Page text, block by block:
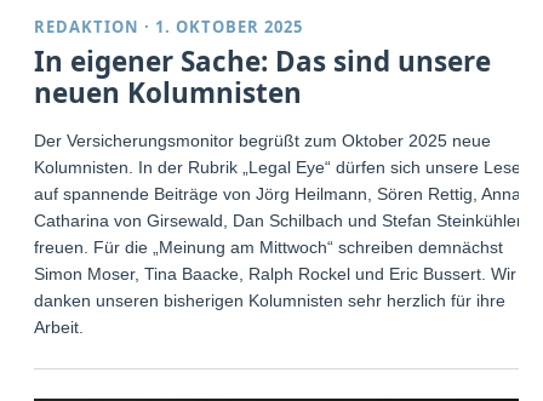
REDAKTION · 1. OKTOBER 2025
In eigener Sache: Das sind unsere
neuen Kolumnisten
Der Versicherungsmonitor begrüßt zum Oktober 2025 neue
Kolumnisten. In der Rubrik „Legal Eye“ dürfen sich unsere Leser
auf spannende Beiträge von Jörg Heilmann, Sören Rettig, Anna-
Catharina von Girsewald, Dan Schilbach und Stefan Steinkühler
freuen. Für die „Meinung am Mittwoch“ schreiben demnächst
Simon Moser, Tina Baacke, Ralph Rockel und Eric Bussert. Wir
danken unseren bisherigen Kolumnisten sehr herzlich für ihre
Arbeit.